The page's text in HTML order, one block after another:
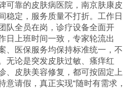
靠的皮肤病医院，南京肤康皮
稳定，服务质量不打折。工作日
队全员在岗，诊疗设备全面开
日上班时间一致，专家轮流出
、医保服务均保持标准统一，不
无论是突发皮肤过敏、瘙痒红
、皮肤美容修复，都可按固定上
意请假，真正实现“随时有需求，